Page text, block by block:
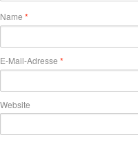
Name *
E-Mail-Adresse *
Website